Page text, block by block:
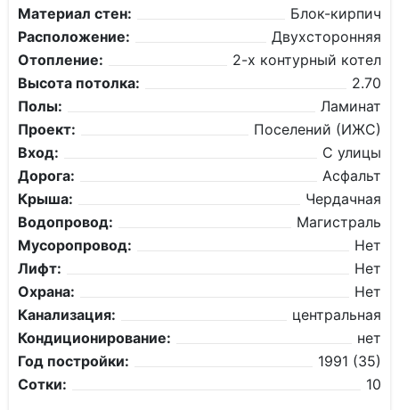
Материал стен:
Блок-кирпич
Расположение:
Двухсторонняя
Отопление:
2-х контурный котел
Высота потолка:
2.70
Полы:
Ламинат
Проект:
Поселений (ИЖС)
Вход:
С улицы
Дорога:
Асфальт
Крыша:
Чердачная
Водопровод:
Магистраль
Мусоропровод:
Нет
Лифт:
Нет
Охрана:
Нет
Канализация:
центральная
Кондиционирование:
нет
Год постройки:
1991 (35)
Сотки:
10